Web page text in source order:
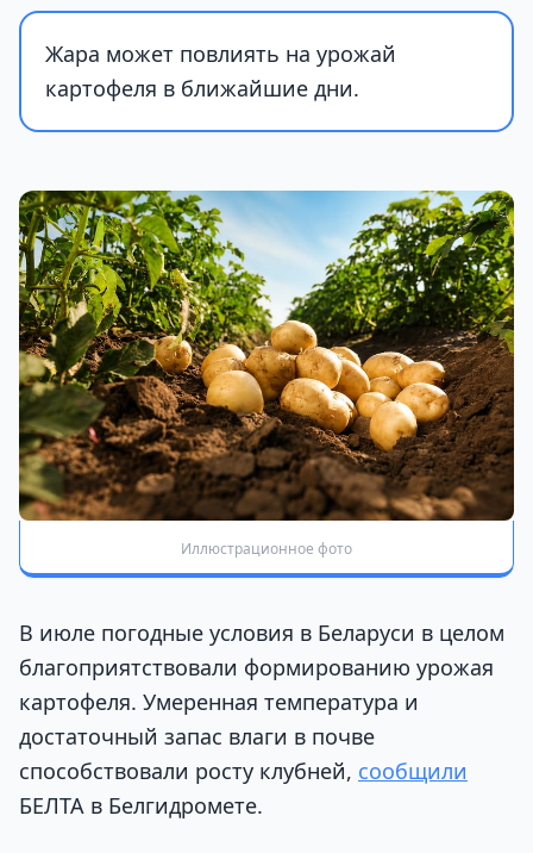
Жара может повлиять на урожай
картофеля в ближайшие дни.
Иллюстрационное фото
В июле погодные условия в Беларуси в целом
благоприятствовали формированию урожая
картофеля. Умеренная температура и
достаточный запас влаги в почве
способствовали росту клубней, сообщили
БЕЛТА в Белгидромете.